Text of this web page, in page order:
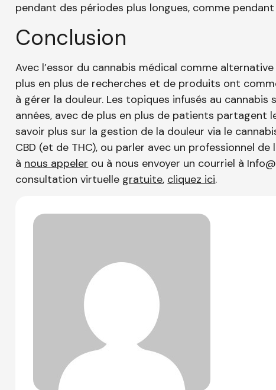
pendant des périodes plus longues, comme
Conclusion
Avec l’essor du cannabis médical comme
plus en plus de recherches et de produits ont
à gérer la douleur. Les topiques infusés au
années, avec de plus en plus de patients partagent
savoir plus sur la gestion de la douleur via le
CBD (et de THC), ou parler avec un professionnel
à nous appeler ou à nous envoyer un courriel à
consultation virtuelle gratuite, cliquez ici.